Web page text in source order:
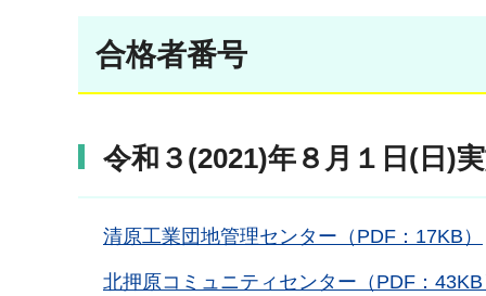
合格者番号
令和３(2021)年８月１日(日)
清原工業団地管理センター（PDF：17KB）
北押原コミュニティセンター（PDF：